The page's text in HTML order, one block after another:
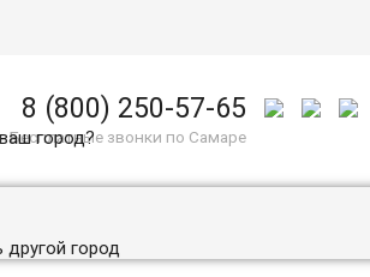
город?
другой город
8 (800) 250-57-65
Бесплатные звонки по Самаре